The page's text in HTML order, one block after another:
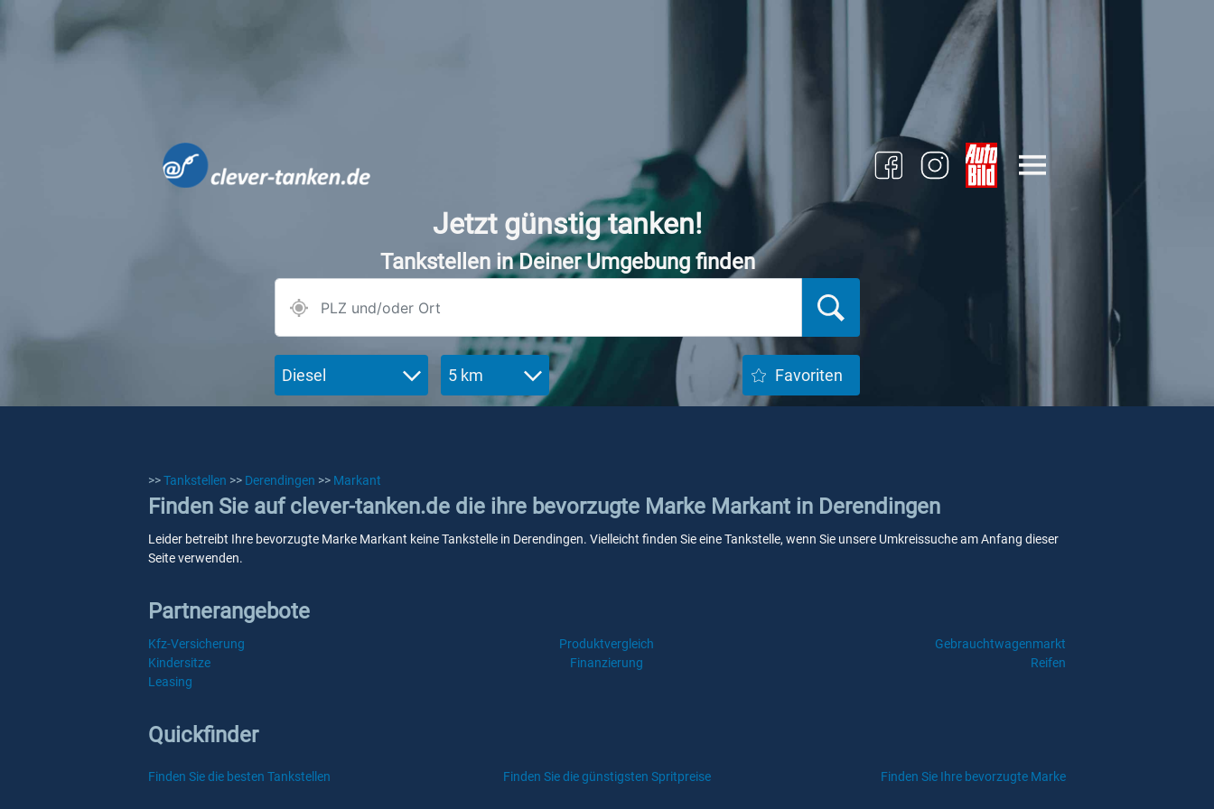
Jetzt günstig tanken!
Tankstellen in Deiner Umgebung finden
Diesel 5 km Favoriten
>>Tankstellen >> Derendingen >> Markant
Finden Sie auf clever-tanken.de die ihre bevorzugte Marke Markant in Derendingen
Leider betreibt Ihre bevorzugte Marke Markant keine Tankstelle in Derendingen. Vielleicht finden Sie eine Tankstelle, wenn Sie unsere Umkreissuche am Anfang dieser
Seite verwenden.
Partnerangebote
Kfz-Versicherung Produktvergleich
Gebrauchtwagenmarkt
Kindersitze
Finanzierung
Reifen
Leasing
Quickfinder
Finden Sie die besten Tankstellen Finden Sie die günstigsten Spritpreise Finden Sie Ihre bevorzugte Marke